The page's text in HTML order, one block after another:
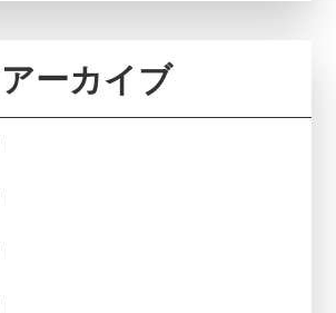
アーカイブ